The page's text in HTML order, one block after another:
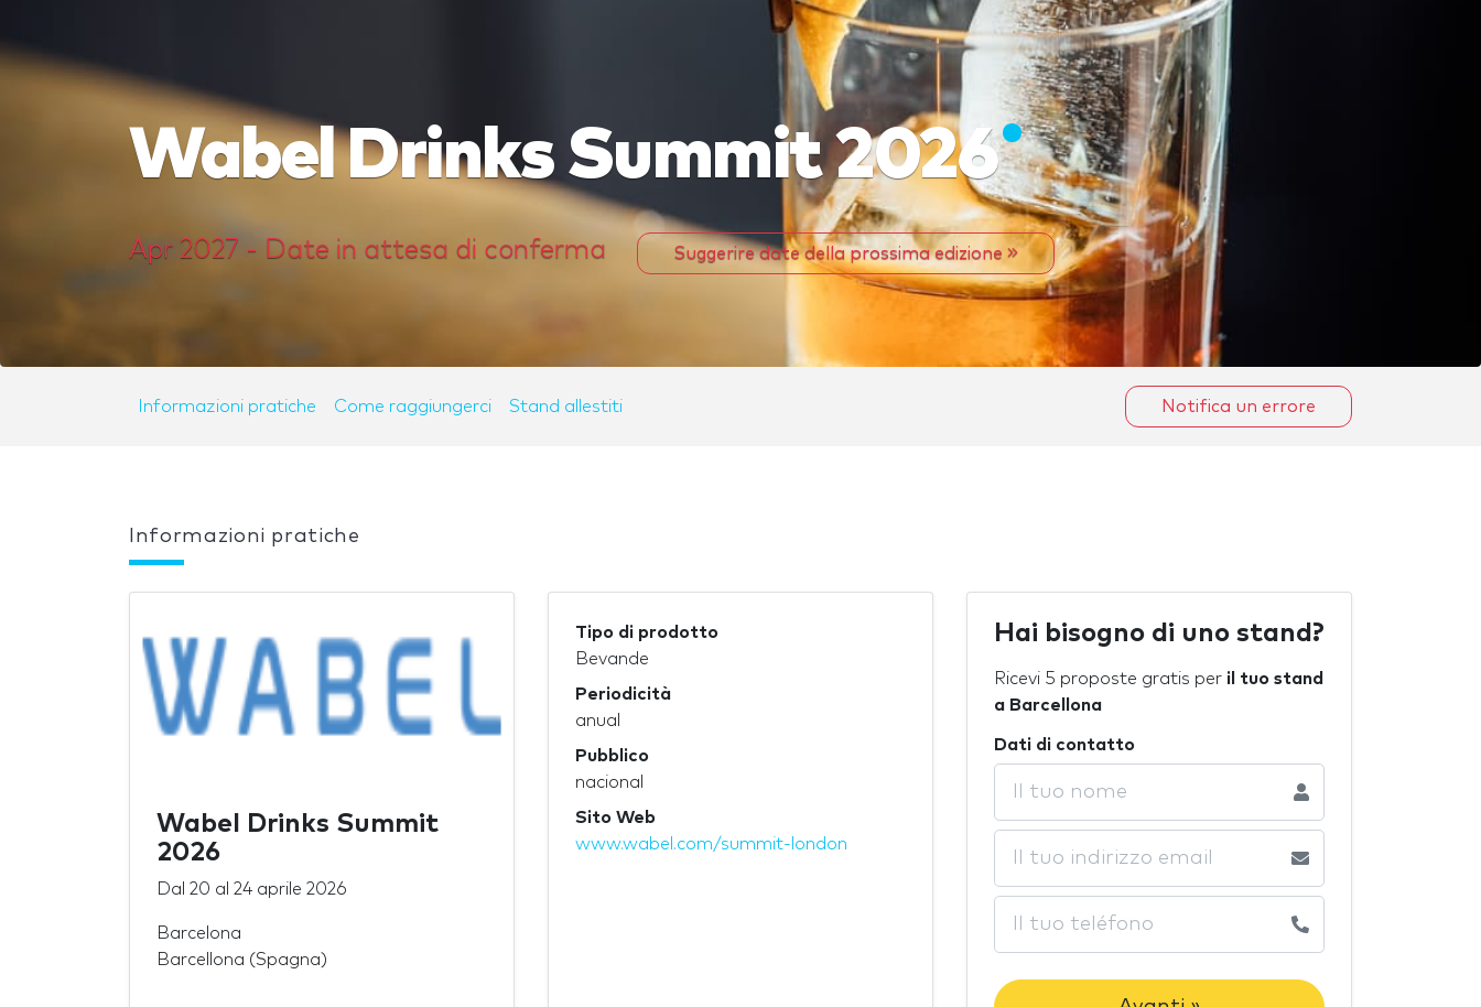
Wabel Drinks Summit 2026
Apr 2027 - Date in attesa di conferma Suggerire date della prossima edizione
Informazioni pratiche Come raggiungerci Stand allestiti Notifica un errore
Informazioni pratiche
Wabel Drinks Summit
2026
Dal 20 al 24 aprile 2026
Barcelona
Barcellona (Spagna)
Tipo di prodotto
Bevande
Periodicità
anual
Pubblico
nacional
Sito Web
www.wabel.com/summit-london
Hai bisogno di uno stand?
Ricevi 5 proposte gratis per il tuo stand
a Barcellona
Dati di contatto